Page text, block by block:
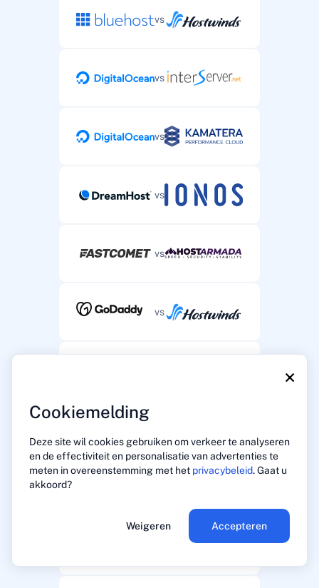
×
Cookiemelding
Deze site wil cookies gebruiken om verkeer te analyseren
en de effectiviteit en personalisatie van advertenties te
meten in overeenstemming met het privacybeleid. Gaat u
akkoord?
Weigeren Accepteren
vs
vs
vs
vs
vs
vs